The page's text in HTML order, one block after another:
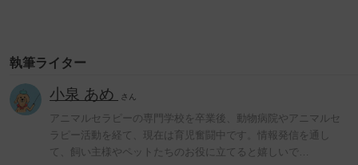
執筆ライター
小泉 あめ さん
アニマルセラピーの専門学校を卒業後、動物病院やアニマルセ
ラピー活動を経て、現在は育児奮闘中です。情報発信を通し
て、飼い主様やペットたちのお役に立てると嬉しいで…